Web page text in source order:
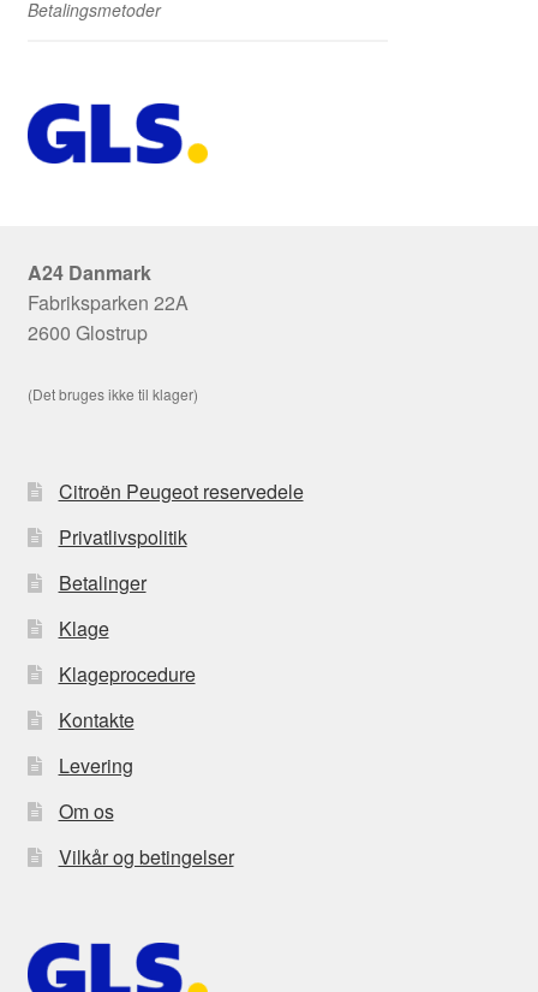
Betalingsmetoder
A24 Danmark
Fabriksparken 22A
2600 Glostrup
(Det bruges ikke til klager)
Citroën Peugeot reservedele
Privatlivspolitik
Betalinger
Klage
Klageprocedure
Kontakte
Levering
Om os
Vilkår og betingelser